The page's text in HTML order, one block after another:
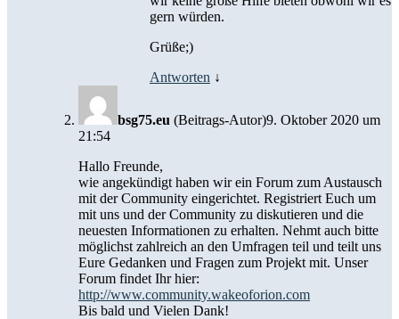
gern würden.
Grüße;)
Antworten ↓
bsg75.eu (Beitrags-Autor)9. Oktober 2020 um
21:54
Hallo Freunde,
wie angekündigt haben wir ein Forum zum Austausch
mit der Community eingerichtet. Registriert Euch um
mit uns und der Community zu diskutieren und die
neuesten Informationen zu erhalten. Nehmt auch bitte
möglichst zahlreich an den Umfragen teil und teilt uns
Eure Gedanken und Fragen zum Projekt mit. Unser
Forum findet Ihr hier:
http://www.community.wakeoforion.com
Bis bald und Vielen Dank!